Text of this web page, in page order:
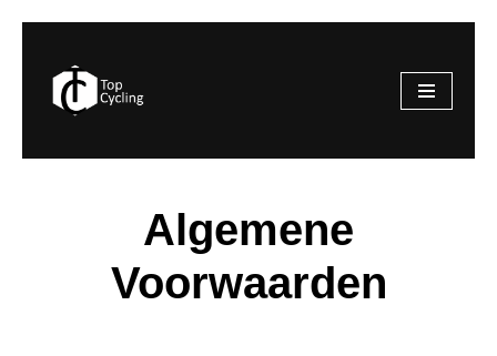
Ga
naar
inhoud
Algemene
Voorwaarden